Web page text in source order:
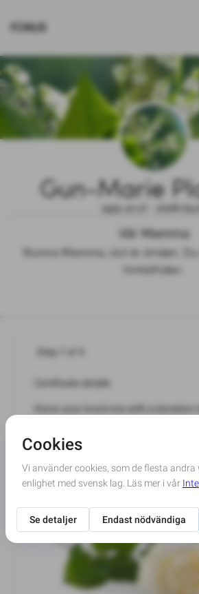
FONUS
Gun-Marie
1951.12.17 -
Vår Mamma
Slumra Mamma, slut är striden. Du
himlafriden.